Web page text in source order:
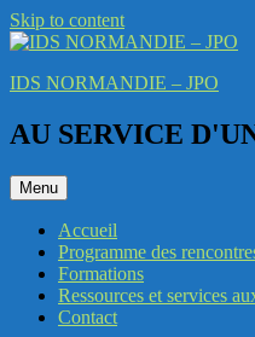
Skip to content
IDS NORMANDIE – JPO
AU SERVICE
Menu
Accueil
Programme des
Formations
Ressources et services
Contact